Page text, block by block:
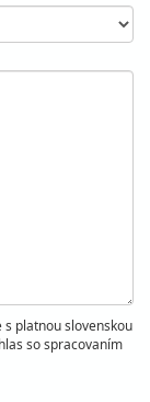
platnou slovenskou
so spracovaním